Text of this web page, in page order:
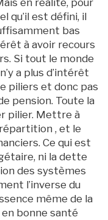
en réalité, pour
qu’il est défini, il
bas
à avoir recours
Si tout le monde
a plus d’intérêt
piliers et donc pas
pension. Toute la
pilier. Mettre à
, et le
Ce qui est
ni la dette
des systèmes
l’inverse du
même de la
bonne santé